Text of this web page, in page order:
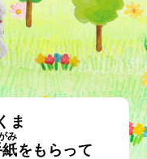
ま
み
をもらって